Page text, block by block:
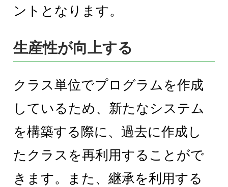
ントとなります。
生産性が向上する
クラス単位でプログラムを作成
しているため、新たなシステム
を構築する際に、過去に作成し
たクラスを再利用することがで
きます。また、継承を利用する